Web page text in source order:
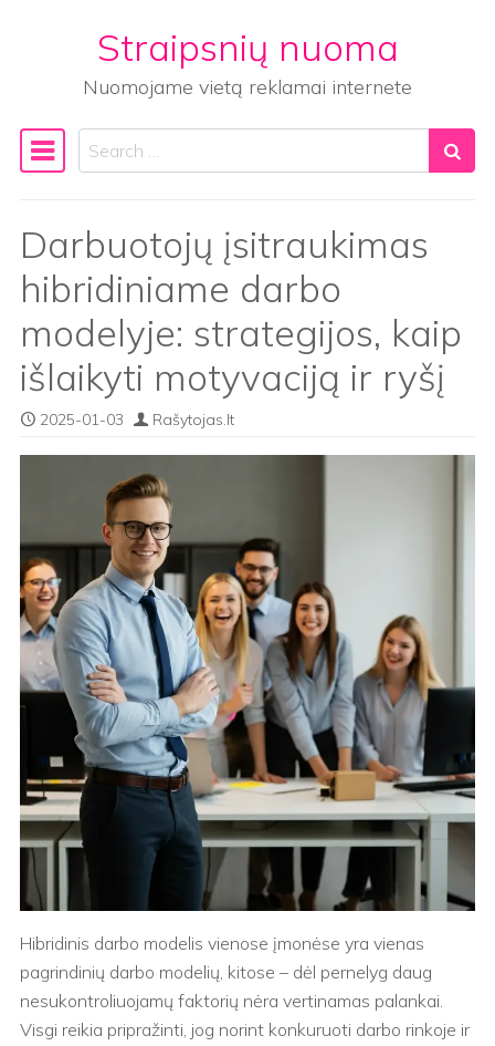
Straipsnių nuoma
Nuomojame vietą reklamai internete
Main Navigation
Search
Darbuotojų įsitraukimas
hibridiniame darbo
modelyje: strategijos, kaip
išlaikyti motyvaciją ir ryšį
2025-01-03 Rašytojas.lt
Hibridinis darbo modelis vienose įmonėse yra vienas
pagrindinių darbo modelių, kitose – dėl pernelyg daug
nesukontroliuojamų faktorių nėra vertinamas palankai.
Visgi reikia pripražinti, jog norint konkuruoti darbo rinkoje ir